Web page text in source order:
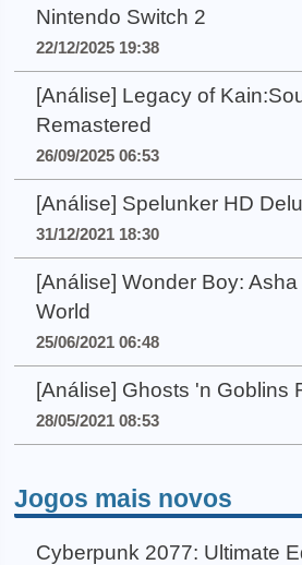
Nintendo Switch 2
22/12/2025 19:38
[Análise] Legacy of
Remastered
26/09/2025 06:53
[Análise] Spelunker HD
31/12/2021 18:30
[Análise] Wonder Boy:
World
25/06/2021 06:48
[Análise] Ghosts 'n Goblins
28/05/2021 08:53
Jogos mais novos
Cyberpunk 2077: Ultimate